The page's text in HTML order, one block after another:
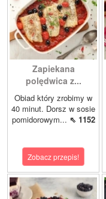
Zapiekana
polędwica z...
Obiad który zrobimy w
40 minut. Dorsz w sosie
pomidorowym... ⇖ 1152
Zobacz przepis!